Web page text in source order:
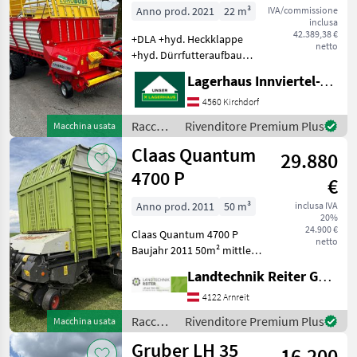
Macchina usata
IVA/commissione
inclusa
42.389,38 €
netto
Anno prod. 2021
22 m³
+DLA +hyd. Heckklappe
+hyd. Dürrfutteraufbau
+hyd. Kratzbodenantrieb
+Tandemfahrwerk +Pendel
Tasträder +Knickdeichsel
+Rollenniederhalter +31
Lagerhaus Innviertel-Traunviertel-Urfahr eGen, Kirchdorf
4560 Kirchdorf
Raccolta
mangimi
/
Pöttinger
Rivenditore Premium Plus
Macchina usata
Claas Quantum
4700 P
29.880
€
inclusa IVA
20%
24.900 €
netto
Anno prod. 2011
50 m³
Claas Quantum 4700 P
Baujahr 2011 50m² mittlere
Ganzstahlaufbau 33
Messerschneidwerk
abklappbarer
Schneidboden doppelte
Weitwinkel Gel
Landtechnik Reiter GmbH.
4122 Arnreit
Raccolta
mangimi
/ Claas
Rivenditore Premium Plus
Gruber LH 35